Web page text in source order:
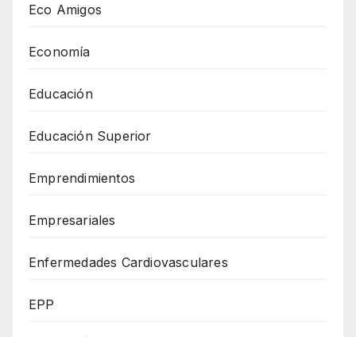
Eco Amigos
Economía
Educación
Educación Superior
Emprendimientos
Empresariales
Enfermedades Cardiovasculares
EPP